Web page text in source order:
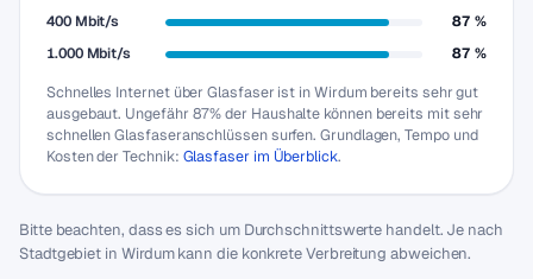
400 Mbit/s
87 %
1.000 Mbit/s
87 %
Schnelles Internet über Glasfaser ist in Wirdum bereits sehr gut
ausgebaut. Ungefähr 87% der Haushalte können bereits mit sehr
schnellen Glasfaseranschlüssen surfen. Grundlagen, Tempo und
Kosten der Technik: Glasfaser im Überblick.
Bitte beachten, dass es sich um Durchschnittswerte handelt. Je nach
Stadtgebiet in Wirdum kann die konkrete Verbreitung abweichen.